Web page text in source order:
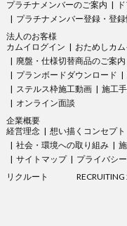
プラチナメンバーのご案内
プラチナメンバー登録・登
法人のお客様
カムイログイン
おためしカム
廃盤・仕様切替商品のご案内
プランボードダウンロード
ステルス枠施工動画
施工
オンライン面談
企業概要
経営理念
想い描くコンセプト
社会・環境への取り組み
サイトマップ
プライバシ
リクルート